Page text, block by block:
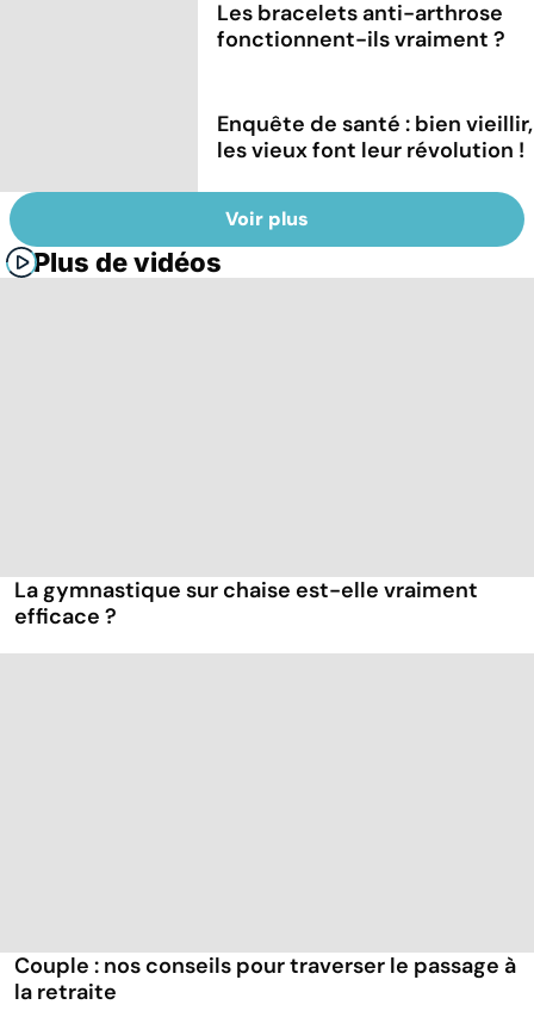
Les bracelets anti-arthrose
fonctionnent-ils vraiment ?
Enquête de santé : bien vieillir,
les vieux font leur révolution !
Voir plus
Plus de vidéos
La gymnastique sur chaise est-elle vraiment
efficace ?
Couple : nos conseils pour traverser le passage à
la retraite